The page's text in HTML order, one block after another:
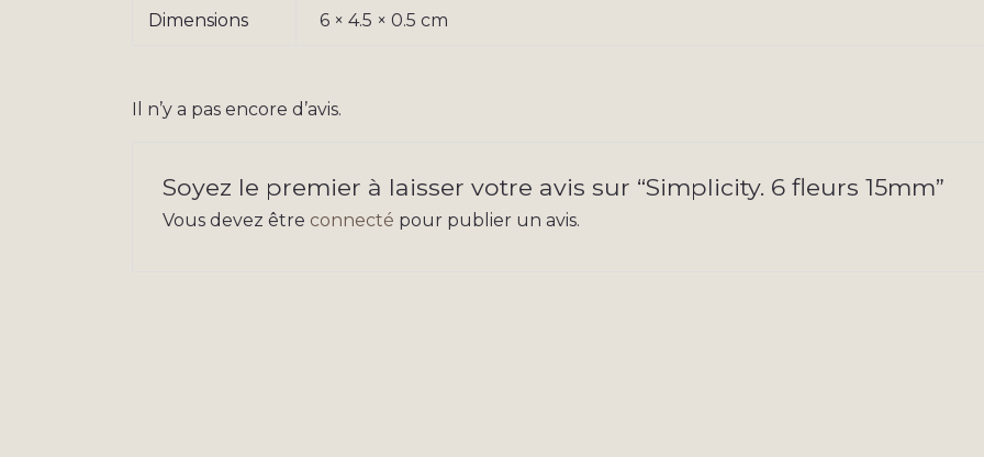
Dimensions 6 × 4.5 × 0.5 cm
Il n’y a pas encore d’avis.
Soyez le premier à laisser votre avis sur “Simplicity. 6 fleurs 15mm”
Vous devez être connecté pour publier un avis.